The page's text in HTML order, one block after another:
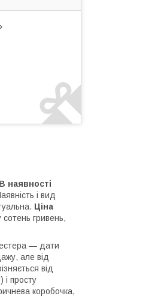
В наявності
і вид
Ціна
гривень,
— дати
але від
від
і просту
коробочка,